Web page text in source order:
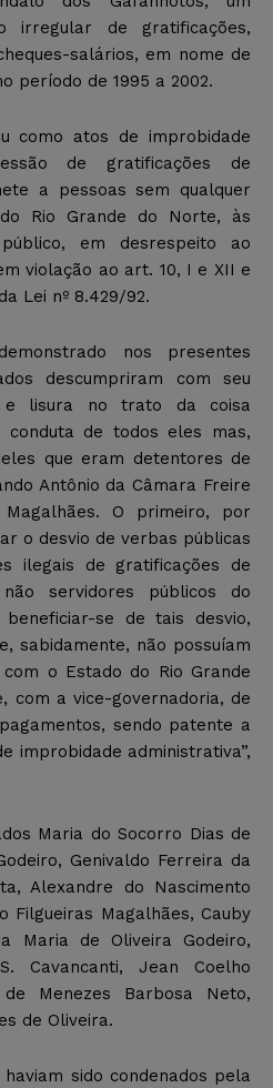
irregular de gratificações,
salários, em nome de
período de 1995 a 2002.
como atos de improbidade
de gratificações de
a pessoas sem qualquer
Rio Grande do Norte, às
em desrespeito ao
violação ao art. 10, I e XII e
Lei nº 8.429/92.
nos presentes
descumpriram com seu
e lisura no trato da coisa
de todos eles mas,
que eram detentores de
Antônio da Câmara Freire
O primeiro, por
o desvio de verbas públicas
ilegais de gratificações de
servidores públicos do
se de tais desvio,
sabidamente, não possuíam
o Estado do Rio Grande
com a vice-governadoria, de
sendo patente a
improbidade administrativa”,
Maria do Socorro Dias de
Genivaldo Ferreira da
Alexandre do Nascimento
Filgueiras Magalhães, Cauby
Maria de Oliveira Godeiro,
Cavancanti, Jean Coelho
Menezes Barbosa Neto,
de Oliveira.
sido condenados pela